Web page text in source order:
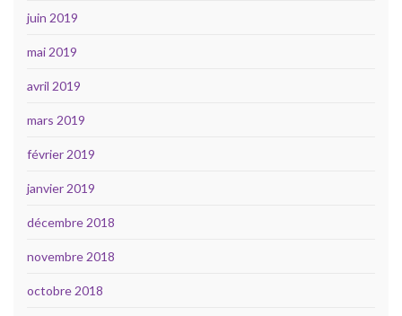
juin 2019
mai 2019
avril 2019
mars 2019
février 2019
janvier 2019
décembre 2018
novembre 2018
octobre 2018